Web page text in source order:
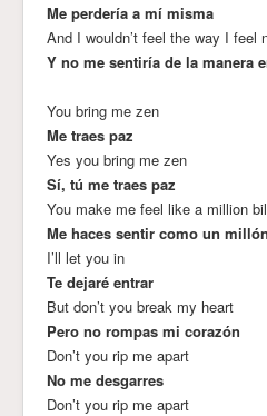
Me perdería a mí misma
And I wouldn’t feel the way I feel
Y no me sentiría de la manera
You bring me zen
Me traes paz
Yes you bring me zen
Sí, tú me traes paz
You make me feel like a million
Me haces sentir como un
I’ll let you in
Te dejaré entrar
But don’t you break my heart
Pero no rompas mi corazón
Don’t you rip me apart
No me desgarres
Don’t you rip me apart